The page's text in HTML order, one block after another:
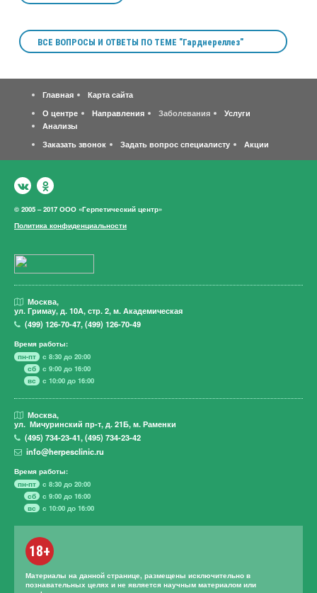
ВСЕ ВОПРОСЫ И ОТВЕТЫ ПО ТЕМЕ "Гарднереллез"
Главная
Карта сайта
О центре
Направления Заболевания
Услуги
Анализы
Заказать звонок
Задать вопрос специалисту Акции
© 2005 – 2017 ООО «Герпетический центр»
Политика конфиденциальности
Москва,
ул. Гримау, д. 10А, стр. 2, м. Академическая
(499)126-70-47,(499)126-70-49
Время работы:
пн-пт
с 8:30 до 20:00
сб
с 9:00 до 16:00
вс
с 10:00 до 16:00
Москва,
ул. Мичуринский пр-т, д. 21Б, м. Раменки
(495)734-23-41,(495)734-23-42
info@herpesclinic.ru
Время работы:
пн-пт
с 8:30 до 20:00
сб
с 9:00 до 16:00
вс
с 10:00 до 16:00
18+
Материалы на данной странице, размещены исключительно в
познавательных целях и не является научным материалом или